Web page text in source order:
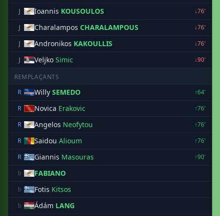
J
Ioannis KOUSOULOS
↓76'
J
Charalampos CHARALAMPOUS
↓76'
J
Andronikos KAKOULLIS
↓76'
J
Veljko Simic ↓90'
REMPLAÇANTS
R
Willy SEMEDO
↑64'
R
Novica Erakovic
↑76'
R
Angelos Neofytou
↑76'
R
Saidou Alioum
↑76'
R
Giannis Masouras
↑90'
b
FABIANO
b Fotis Kitsos
b Ádám LANG